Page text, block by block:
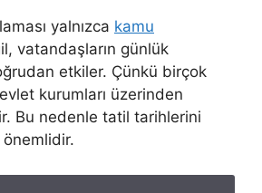
yalnızca kamu
vatandaşların günlük
etkiler. Çünkü birçok
kurumları üzerinden
Bu nedenle tatil tarihlerini